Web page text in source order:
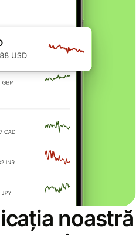
noastră